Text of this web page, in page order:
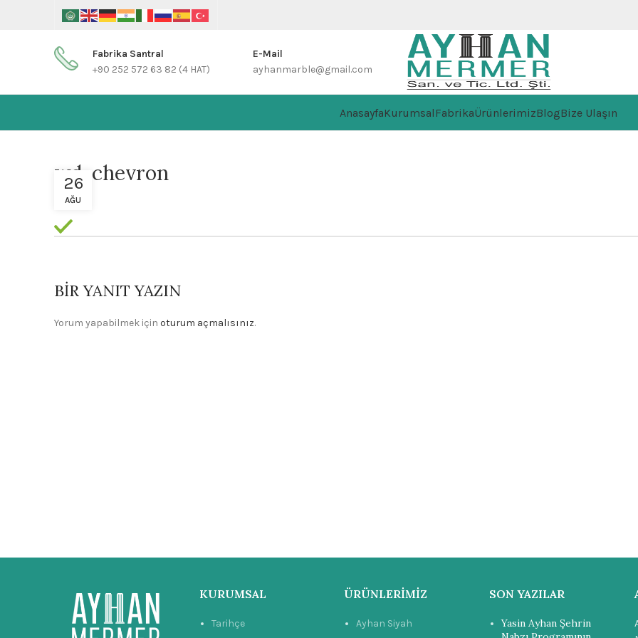
Fabrika Santral
+90 252 572 63 82 (4 HAT)
E-Mail
ayhanmarble@gmail.com
AnasayfaKurumsal FabrikaÜrünlerimizBlogBize Ulaşın
wd-chevron
26
AĞU
BIR YANIT YAZIN
Yorum yapabilmek için oturum açmalısınız.
KURUMSAL
Tarihçe
ÜRÜNLERIMIZ
Ayhan Siyah
SON YAZILAR
Yasin Ayhan Şehrin